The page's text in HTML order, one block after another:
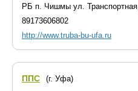
РБ п. Чишмы ул.
89173606802
http://www.truba-bu-ufa.ru
ППС
(г. Уфа)